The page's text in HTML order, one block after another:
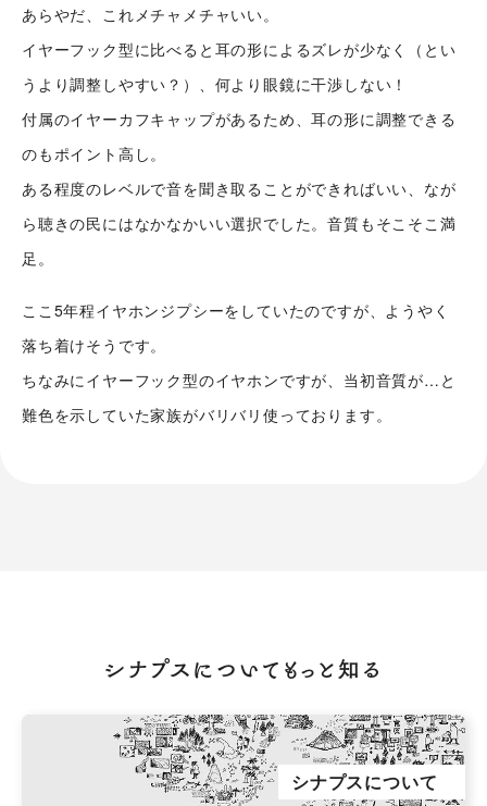
あらやだ、これメチャメチャいい。
イヤーフック型に比べると耳の形によるズレが少なく（とい
うより調整しやすい？）、何より眼鏡に干渉しない！
付属のイヤーカフキャップがあるため、耳の形に調整できる
のもポイント高し。
ある程度のレベルで音を聞き取ることができればいい、なが
ら聴きの民にはなかなかいい選択でした。音質もそこそこ満
足。
ここ5年程イヤホンジプシーをしていたのですが、ようやく
落ち着けそうです。
ちなみにイヤーフック型のイヤホンですが、当初音質が…と
難色を示していた家族がバリバリ使っております。
シナプスについてもっと知る
シナプスについて